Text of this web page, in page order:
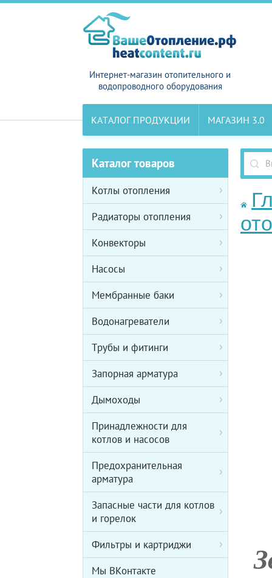
Интернет-магазин отопительного и
водопроводного оборудования
КАТАЛОГ ПРОДУКЦИИ МАГАЗИН 3.0
Каталог товаров
Котлы отопления
Радиаторы отопления
Конвекторы
Насосы
Мембранные баки
Водонагреватели
Трубы и фитинги
Запорная арматура
Дымоходы
Принадлежности для
котлов и насосов
Предохранительная
арматура
Запасные части для котлов
и горелок
Фильтры и картриджи
Мы ВКонтакте